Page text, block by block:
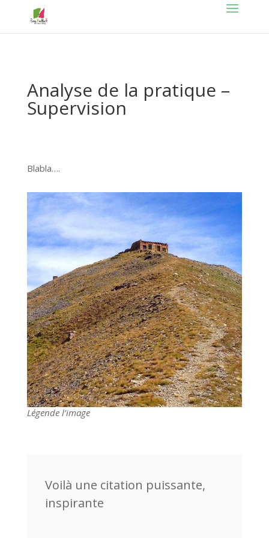
Analyse de la pratique –
Supervision
Blabla….
Légende l’image
Voilà une citation puissante,
inspirante